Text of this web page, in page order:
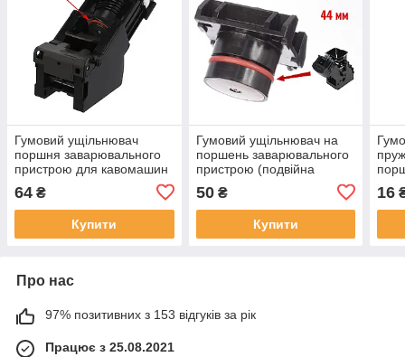
Гумовий ущільнювач
поршня заварювального
пристрою для кавомашин
64 ₴
Купити
Гумовий ущільнювач на
поршень заварювального
пристрою (подвійна
порція) кавомашин Saeco
Incanto, 140329262
50₴
Купити
16
Про нас
97% позитивних з 153 відгуків за рік
Працює з 25.08.2021